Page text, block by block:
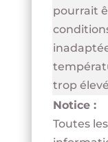
pourrait
trop
Notice :
Toutes